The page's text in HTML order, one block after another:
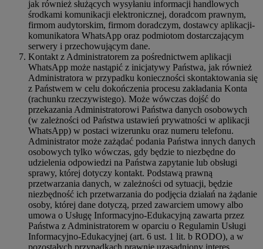
jak również służących wysyłaniu informacji handlowych
środkami komunikacji elektronicznej, doradcom prawnym,
firmom audytorskim, firmom doradczym, dostawcy aplikacji-
komunikatora WhatsApp oraz podmiotom dostarczającym
serwery i przechowującym dane.
Kontakt z Administratorem za pośrednictwem aplikacji
WhatsApp może nastąpić z inicjatywy Państwa, jak również
Administratora w przypadku konieczności skontaktowania się
z Państwem w celu dokończenia procesu zakładania Konta
(rachunku rzeczywistego). Może wówczas dojść do
przekazania Administratorowi Państwa danych osobowych
(w zależności od Państwa ustawień prywatności w aplikacji
WhatsApp) w postaci wizerunku oraz numeru telefonu.
Administrator może zażądać podania Państwa innych danych
osobowych tylko wówczas, gdy będzie to niezbędne do
udzielenia odpowiedzi na Państwa zapytanie lub obsługi
sprawy, której dotyczy kontakt. Podstawą prawną
przetwarzania danych, w zależności od sytuacji, będzie
niezbędność ich przetwarzania do podjęcia działań na żądanie
osoby, której dane dotyczą, przed zawarciem umowy albo
umowa o Usługę Informacyjno-Edukacyjną zawarta przez
Państwa z Administratorem w oparciu o Regulamin Usługi
Informacyjno-Edukacyjnej (art. 6 ust. 1 lit. b RODO), a w
pozostałych przypadkach prawnie uzasadniony interes